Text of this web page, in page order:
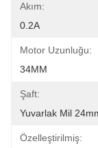
Akım:
0.2A
Motor Uzunluğu:
34MM
Şaft:
Yuvarlak Mil
Özelleştirilmiş: